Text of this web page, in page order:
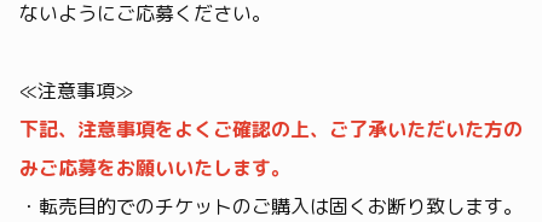
ないようにご応募ください。
≪注意事項≫
下記、注意事項をよくご確認の上、ご了承いただいた方の
みご応募をお願いいたします。
・転売目的でのチケットのご購入は固くお断り致します。